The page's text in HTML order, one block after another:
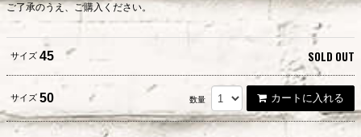
ご了承のうえ、ご購入ください。
サイズ 45 SOLD OUT
サイズ 50 数量 カートに入れる